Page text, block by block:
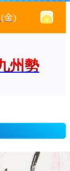
(金)
州勢